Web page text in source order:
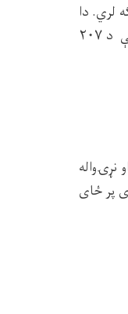
لري. دا
پوهنځۍ د لوړو زده کړو وزارت او نړۍوالو معیارونو سره سم پېنځه کلنه تحصیلي دوره لري، چې په ټوله کې د ۲۰۷
پر ځای